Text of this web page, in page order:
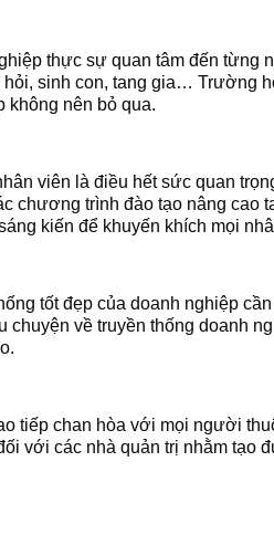
thực sự quan tâm đến từng
sinh con, tang gia… Trường
không nên bỏ qua.
viên là điều hết sức quan
chương trình đào tạo nâng cao
kiến để khuyến khích mọi
tốt đẹp của doanh nghiệp
về truyền thống doanh
tiếp chan hòa với mọi người
với các nhà quản trị nhằm tạo